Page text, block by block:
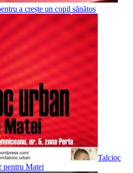
a crește un copil sănătos
Talcioc
pentru Matei